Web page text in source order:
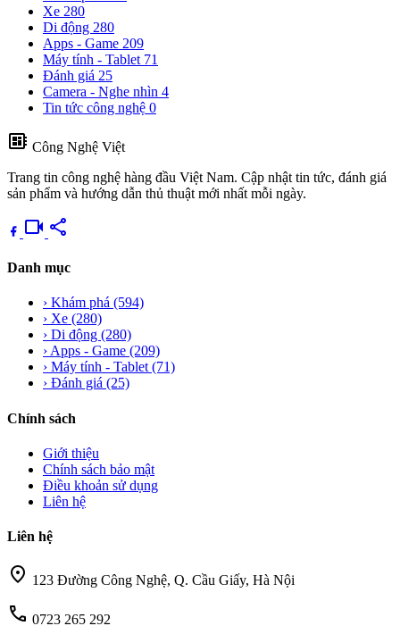
Xe 280
Di động 280
Apps - Game 209
Máy tính - Tablet 71
Đánh giá 25
Camera - Nghe nhìn 4
Tin tức công nghệ 0
developer_board Công Nghệ Việt
Trang tin công nghệ hàng đầu Việt Nam. Cập nhật tin tức, đánh giá
sản phẩm và hướng dẫn thủ thuật mới nhất mỗi ngày.
videocam share
Danh mục
› Khám phá (594)
› Xe (280)
› Di động (280)
› Apps - Game (209)
› Máy tính - Tablet (71)
› Đánh giá (25)
Chính sách
Giới thiệu
Chính sách bảo mật
Điều khoản sử dụng
Liên hệ
Liên hệ
location_on 123 Đường Công Nghệ, Q. Cầu Giấy, Hà Nội
call 0723 265 292